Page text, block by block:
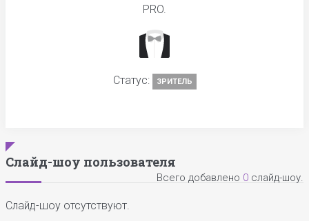
PRO.
Статус: ЗРИТЕЛЬ
Слайд-шоу пользователя
Всего добавлено 0 слайд-шоу.
Слайд-шоу отсутствуют.